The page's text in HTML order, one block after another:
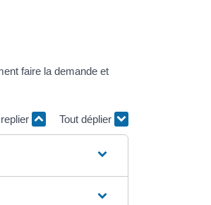
faire la demande et
Tout déplier